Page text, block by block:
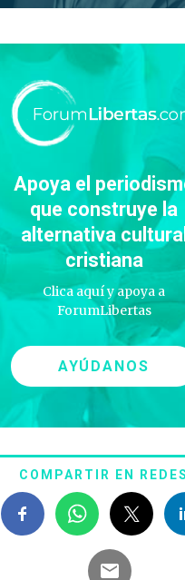
Apoya el
que construye la
alternativa
cristiana
Clica aquí y apoya a
ForumLibertas
AYÚDANOS
COMPARTIR EN REDES